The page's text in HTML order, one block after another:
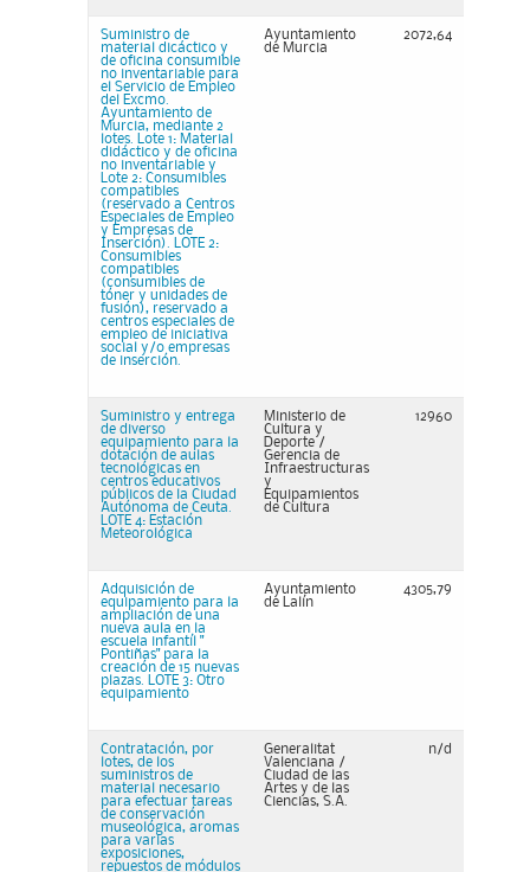
Suministro de
material dicáctico y
de oficina consumible
no inventariable para
el Servicio de Empleo
del Excmo.
Ayuntamiento de
Murcia, mediante 2
lotes. Lote 1: Material
didáctico y de oficina
no inventariable y
Lote 2: Consumibles
compatibles
(reservado a Centros
Especiales de Empleo
y Empresas de
Inserción). LOTE 2:
Consumibles
compatibles
(consumibles de
tóner y unidades de
fusión), reservado a
centros especiales de
empleo de iniciativa
social y/o empresas
de inserción.
Ayuntamiento
de Murcia
2072,64
Suministro y entrega
de diverso
equipamiento para la
dotación de aulas
tecnológicas en
centros educativos
públicos de la Ciudad
Autónoma de Ceuta.
LOTE 4: Estación
Meteorológica
Ministerio de
Cultura y
Deporte /
Gerencia de
Infraestructuras
y
Equipamientos
de Cultura
12960
Adquisición de
equipamiento para la
ampliación de una
nueva aula en la
escuela infantíl "
Pontiñas" para la
creación de 15 nuevas
plazas. LOTE 3: Otro
equipamiento
Ayuntamiento
de Lalín
4305,79
Contratación, por
lotes, de los
suministros de
material necesario
para efectuar tareas
de conservación
museológica, aromas
para varias
exposiciones,
repuestos de módulos
Generalitat
Valenciana /
Ciudad de las
Artes y de las
Ciencias, S.A.
n/d